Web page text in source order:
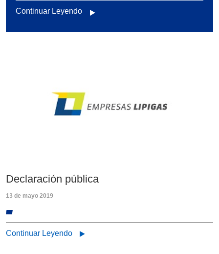
Continuar Leyendo
Declaración pública
13 de mayo 2019
Continuar Leyendo